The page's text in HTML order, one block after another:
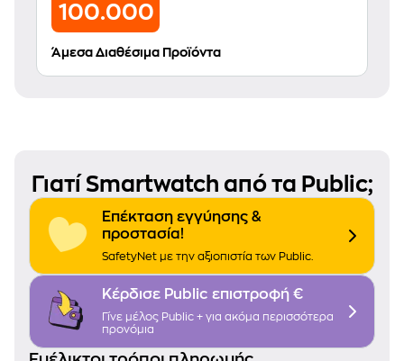
100.000
Άμεσα Διαθέσιμα Προϊόντα
Γιατί Smartwatch από τα Public;
Επέκταση εγγύησης &
προστασία!
SafetyNet με την αξιοπιστία των Public.
Κέρδισε Public επιστροφή €
Γίνε μέλος Public + για ακόμα περισσότερα
προνόμια